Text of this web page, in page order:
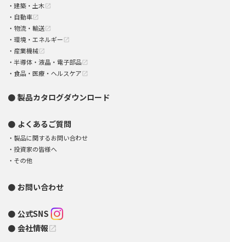
建築・土木 open_in_new
自動車 open_in_new
物流・輸送 open_in_new
環境・エネルギー open_in_new
産業機械 open_in_new
半導体・液晶・電子部品 open_in_new
食品・医療・ヘルスケア open_in_new
製品カタログダウンロード
よくあるご質問
製品に関するお問い合わせ
投資家の皆様へ
その他
お問い合わせ
公式SNS
会社情報open_in_new